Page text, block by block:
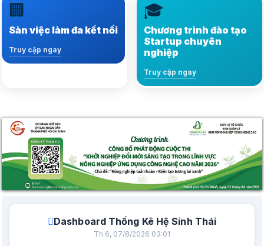
🏢
Sàn việc làm đa kết nối
Truy cập ngay
Kết nối hàng ngàn việc
làm, nhà tuyển dụng và
ứng viên tiềm năng
🎓
Chương trình đào tạo
Startup chuyên
nghiệp
Truy cập ngay
Nội dung đa dạng, kiến
phong phú
Dashboard Thống Kê Hệ Sinh Thái
Th 6, 07/8/2026 03:01